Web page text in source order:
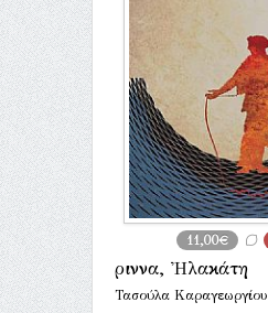
11,00€
Ἤριννα, Ἠλακάτη
Τασούλα Καραγεωργίου